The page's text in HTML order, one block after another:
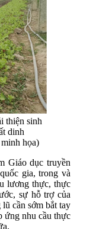
thiện sinh
dinh
họa)
Giáo dục truyền
gia, trong và
lương thực, thực
sự hỗ trợ của
cần sớm bắt tay
ứng nhu cầu thực